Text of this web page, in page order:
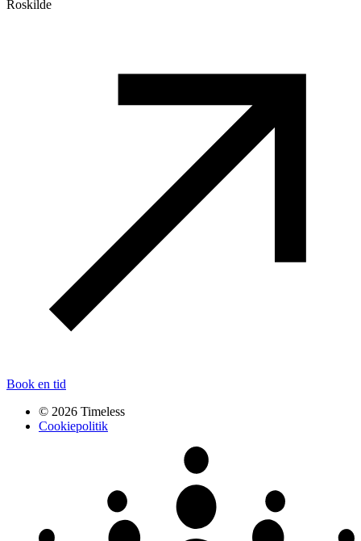
Roskilde
Book en tid
© 2026 Timeless
Cookiepolitik